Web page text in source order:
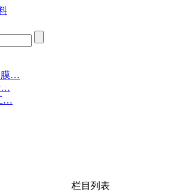
膜…
…
栏目列表